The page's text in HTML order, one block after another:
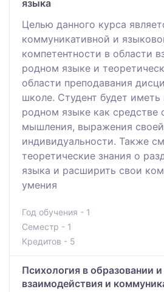
языка
Целью данного курса
коммуникативной и
компетентности в области
родном языке и
области преподавания
школе. Студент будет иметь
родном языке как средстве
мышления, выражения своей
индивидуальности. Также
теоретические знания о
языка и расширить свои
умения
Год обучения - 1
Семестр - 1
Кредитов - 5
Психология в образовании
взаимодействия и